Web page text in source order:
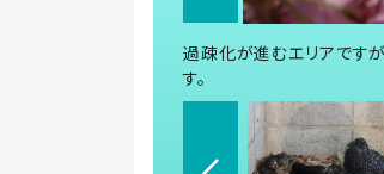
過疎化が進むエリアです
す。